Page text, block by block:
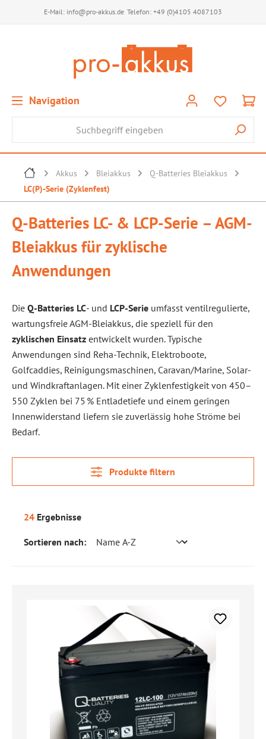
E-Mail: info@pro-akkus.de Telefon: +49 (0)4105 4087103
Navigation
Akkus Bleiakkus
Q-Batteries Bleiakkus
LC(P)-Serie (Zyklenfest)
Q-Batteries LC- & LCP-Serie – AGM-
Bleiakkus für zyklische
Anwendungen
Die Q-Batteries LC- und LCP-Serie umfasst ventilregulierte,
wartungsfreie AGM-Bleiakkus, die speziell für den
zyklischen Einsatz entwickelt wurden. Typische
Anwendungen sind Reha-Technik, Elektroboote,
Golfcaddies, Reinigungsmaschinen, Caravan/Marine, Solar-
und Windkraftanlagen. Mit einer Zyklenfestigkeit von 450–
550 Zyklen bei 75 % Entladetiefe und einem geringen
Innenwiderstand liefern sie zuverlässig hohe Ströme bei
Bedarf.
Produkte filtern
24 Ergebnisse
Sortieren nach: